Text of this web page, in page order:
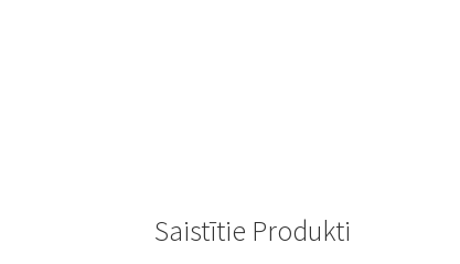
Saistītie Produkti